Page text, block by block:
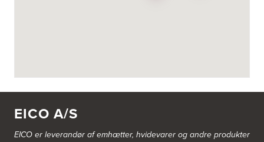
2635 Ishøj
https://www.power.dk/butik/power-ishoj/s-3830/
EICO A/S
EICO er leverandør af emhætter, hvidevarer ogandre produkter